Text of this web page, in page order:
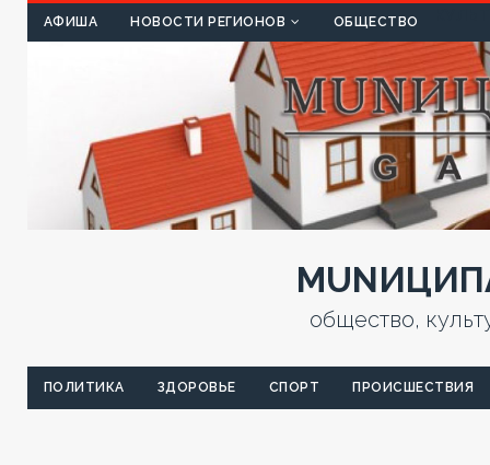
АФИША НОВОСТИ РЕГИОНОВ ОБЩЕСТВО
общество,
ПОЛИТИКА ЗДОРОВЬЕ СПОРТ ПРОИСШЕСТВИЯ